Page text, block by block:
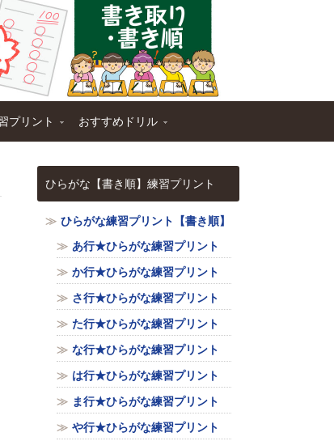
プリント おすすめドリル
ひらがな【書き順】練習プリント
ひらがな練習プリント【書き順】
あ行★ひらがな練習プリント
か行★ひらがな練習プリント
さ行★ひらがな練習プリント
た行★ひらがな練習プリント
な行★ひらがな練習プリント
は行★ひらがな練習プリント
ま行★ひらがな練習プリント
や行★ひらがな練習プリント